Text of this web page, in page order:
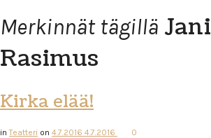
Merkinnät tägillä Jani
Rasimus
Kirka elää!
inTeatteri on 4.7.2016 4.7.2016 0